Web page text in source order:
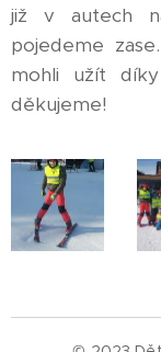
již v autech
pojedeme
mohli užít
děkujeme!